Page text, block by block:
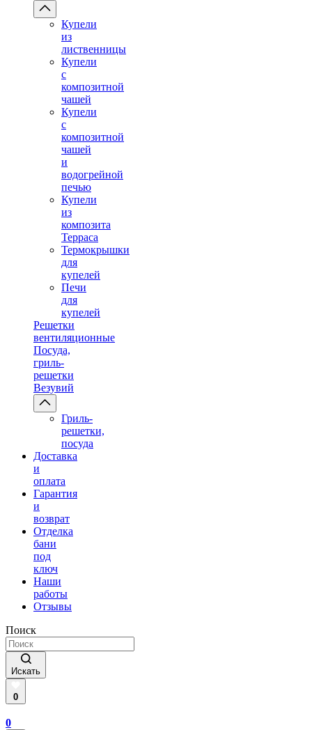
Купели
из
лиственницы
Купели
с
композитной
чашей
Купели
с
композитной
чашей
и
водогрейной
печью
Купели
из
композита
Терраса
Термокрышки
для
купелей
Печи
для
купелей
Решетки
вентиляционные
Посуда,
гриль-
решетки
Везувий
Гриль-
решетки,
посуда
Доставка
и
оплата
Гарантия
и
возврат
Отделка
бани
под
ключ
Наши
работы
Отзывы
Поиск
Искать
0
0